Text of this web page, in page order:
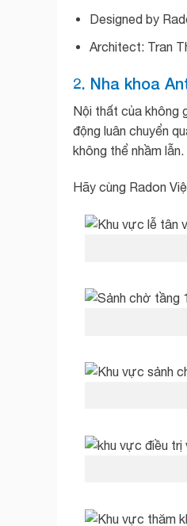
Designed by
Architect: Tran
2. Nha khoa
Nội thất của không
động luân chuyển
không thể nhầm lẫn.
Hãy cùng Radon